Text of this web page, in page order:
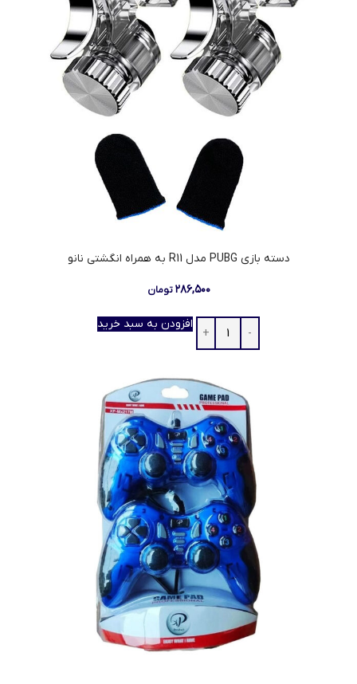
دسته بازی PUBG مدل R11 به همراه انگشتی نانو
۲۸۶,۵۰۰ تومان
افزودن به سبد خرید